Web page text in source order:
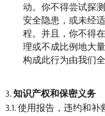
动。你不得尝试探
安全隐患，或未经
程。并且，你不得
理或不成比例地大
构成此行为由我们全
知识产权和保密义务
使用报告，违约和补